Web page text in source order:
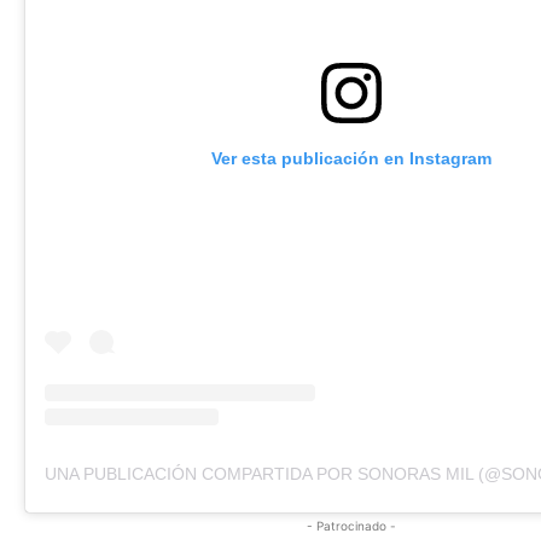
Ver esta publicación en Instagram
- Patrocinado -